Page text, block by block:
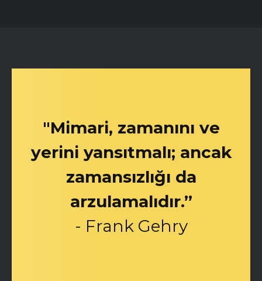
"Mimari, zamanını ve
yerini yansıtmalı; ancak
zamansızlığı da
arzulamalıdır.”
- Frank Gehry